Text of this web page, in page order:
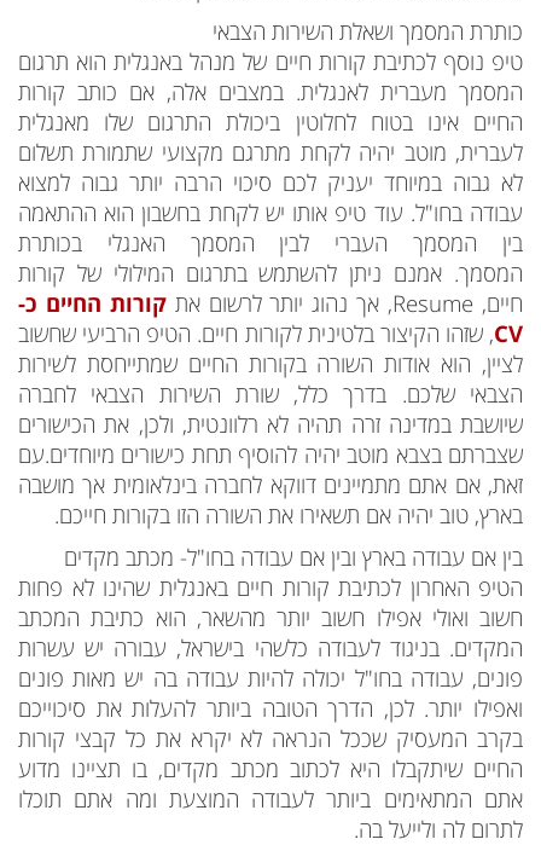
כותרת המסמך ושאלת השירות הצבאי
טיפ נוסף לכתיבת קורות חיים של מנהל באנגלית הוא תרגום
המסמך מעברית לאנגלית. במצבים אלה, אם כותב קורות
החיים אינו בטוח לחלוטין ביכולת התרגום שלו מאנגלית
לעברית, מוטב יהיה לקחת מתרגם מקצועי שתמורת תשלום
לא גבוה במיוחד יעניק לכם סיכוי הרבה יותר גבוה למצוא
עבודה בחו"ל. עוד טיפ אותו יש לקחת בחשבון הוא ההתאמה
בין המסמך העברי לבין המסמך האנגלי בכותרת
המסמך. אמנם ניתן להשתמש בתרגום המילולי של קורות
חיים, Resume, אך נהוג יותר לרשום את
קורות החיים כ-
CV, שזהו הקיצור בלטינית לקורות חיים. הטיפ הרביעי שחשוב
לציין, הוא אודות השורה בקורות החיים שמתייחסת לשירות
הצבאי שלכם. בדרך כלל, שורת השירות הצבאי לחברה
שיושבת במדינה זרה תהיה לא רלוונטית, ולכן, את הכישורים
שצברתם בצבא מוטב יהיה להוסיף תחת כישורים מיוחדים.עם
זאת, אם אתם מתמיינים דווקא לחברה בינלאומית אך מושבה
בארץ, טוב יהיה אם תשאירו את השורה הזו בקורות חייכם.
בין אם עבודה בארץ ובין אם עבודה בחו"ל- מכתב מקדים
הטיפ האחרון לכתיבת קורות חיים באנגלית שהינו לא פחות
חשוב ואולי אפילו חשוב יותר מהשאר, הוא כתיבת המכתב
המקדים. בניגוד לעבודה כלשהי בישראל, עבורה יש עשרות
פונים, עבודה בחו"ל יכולה להיות עבודה בה יש מאות פונים
ואפילו יותר. לכן, הדרך הטובה ביותר להעלות את סיכוייכם
בקרב המעסיק שככל הנראה לא יקרא את כל קבצי קורות
החיים שיתקבלו היא לכתוב מכתב מקדים, בו תציינו מדוע
אתם המתאימים ביותר לעבודה המוצעת ומה אתם תוכלו
לתרום לה ולייעל בה.